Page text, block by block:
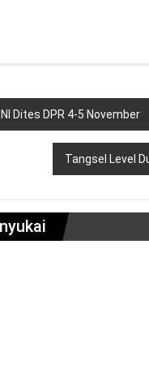
Dites DPR 4-5 November
Tangsel Level